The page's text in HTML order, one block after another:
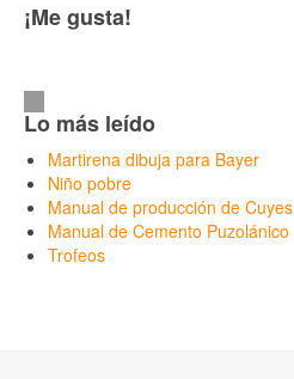
¡Me gusta!
Lo más leído
Martirena dibuja para Bayer
Niño pobre
Manual de producción de Cuyes
Manual de Cemento Puzolánico
Trofeos